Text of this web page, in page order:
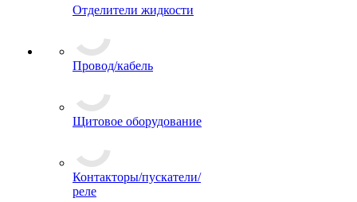
Отделители жидкости
Провод/кабель
Щитовое оборудование
Контакторы/пускатели/
реле